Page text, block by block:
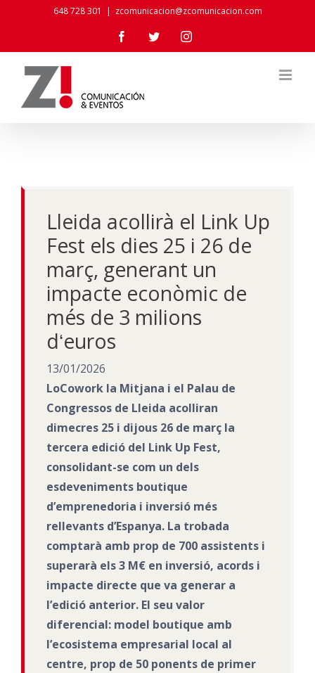
content
648 728 301 | zcomunicacion@zcomunicacion.com
FacebookTwitterInstagram
Lleida acollirà el Link Up
Fest els dies 25 i 26 de
març, generant un
impacte econòmic de
més de 3 milions
dʻeuros
13/01/2026
LoCowork la Mitjana i el Palau de
Congressos de Lleida acolliran
dimecres 25 i dijous 26 de març la
tercera edició del Link Up Fest,
consolidant-se com un dels
esdeveniments boutique
d’emprenedoria i inversió més
rellevants d’Espanya. La trobada
comptarà amb prop de 700 assistents i
superarà els 3 M€ en inversió, acords i
impacte directe que va generar a
l’edició anterior. El seu valor
diferencial: model boutique amb
l’ecosistema empresarial local al
centre, prop de 50 ponents de primer